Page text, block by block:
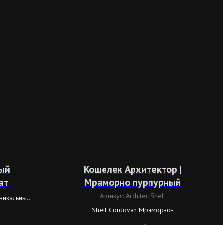
Кошелек Архитектор |
Мраморно пурпурный
Артикул: ArchitectShell
Shell Cordovan Мраморно-